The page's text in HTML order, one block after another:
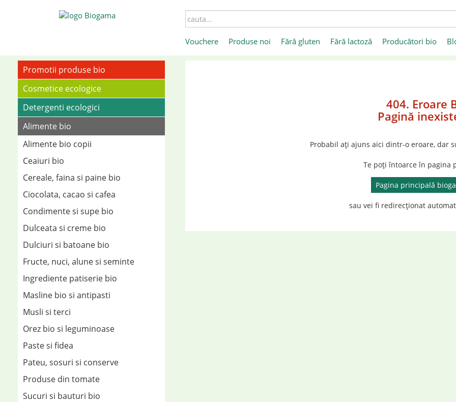
Vouchere Produse noi Fără gluten Fără lactoză Producători bio
Promotii produse bio
Cosmetice ecologice
Detergenti ecologici
Alimente bio
Alimente bio copii
Ceaiuri bio
Cereale, faina si paine bio
Ciocolata, cacao si cafea
Condimente si supe bio
Dulceata si creme bio
Dulciuri si batoane bio
Fructe, nuci, alune si seminte
Ingrediente patiserie bio
Masline bio si antipasti
Musli si terci
Orez bio si leguminoase
Paste si fidea
Pateu, sosuri si conserve
Produse din tomate
Sucuri si bauturi bio
404. Eroare
Pagină
Probabil ați ajuns aici dintr-o eroare, dar
Te poți întoarce în pagina
Pagina principală
sau vei fi redirecționat